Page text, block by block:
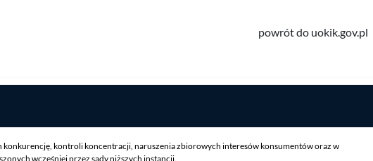
powrót do uokik.gov.pl
konkurencję, kontroli koncentracji, naruszenia zbiorowych interesów konsumentów oraz w
wcześniej przez sądy niższych instancji.